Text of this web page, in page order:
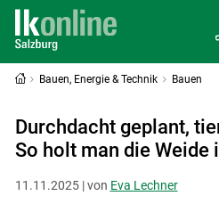
Bauen, Energie & Technik Bauen
Durchdacht geplant,
So holt man die Weide
11.11.2025 | von Eva Lechner